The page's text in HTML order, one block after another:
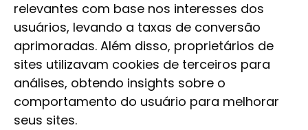
relevantes com base nos interesses dos
usuários, levando a taxas de conversão
aprimoradas. Além disso, proprietários de
sites utilizavam cookies de terceiros para
análises, obtendo insights sobre o
comportamento do usuário para melhorar
seus sites.